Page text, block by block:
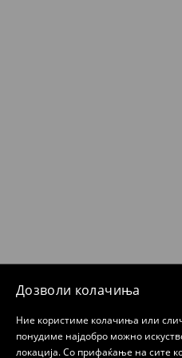
Дозволи колачиња
Ние користиме колачиња или
понудиме најдобро можно
локација. Со прифаќање на сите